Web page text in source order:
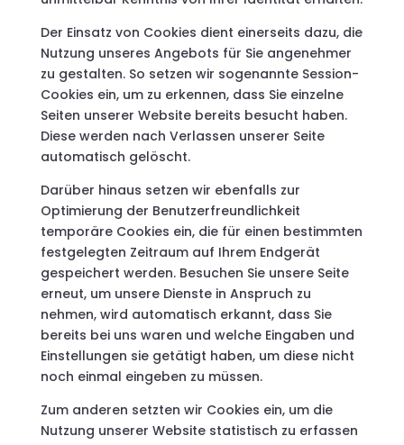
Der Einsatz von Cookies dient einerseits dazu, die
Nutzung unseres Angebots für Sie angenehmer
zu gestalten. So setzen wir sogenannte Session-
Cookies ein, um zu erkennen, dass Sie einzelne
Seiten unserer Website bereits besucht haben.
Diese werden nach Verlassen unserer Seite
automatisch gelöscht.
Darüber hinaus setzen wir ebenfalls zur
Optimierung der Benutzerfreundlichkeit
temporäre Cookies ein, die für einen bestimmten
festgelegten Zeitraum auf Ihrem Endgerät
gespeichert werden. Besuchen Sie unsere Seite
erneut, um unsere Dienste in Anspruch zu
nehmen, wird automatisch erkannt, dass Sie
bereits bei uns waren und welche Eingaben und
Einstellungen sie getätigt haben, um diese nicht
noch einmal eingeben zu müssen.
Zum anderen setzten wir Cookies ein, um die
Nutzung unserer Website statistisch zu erfassen